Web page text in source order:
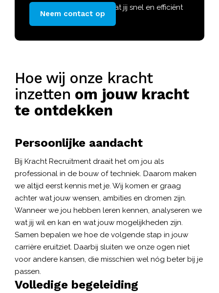
beste professionals, zodat jij snel en efficiënt
de juiste match maakt.
Neem contact op
Hoe wij onze kracht
inzetten om jouw kracht
te ontdekken
Persoonlijke aandacht
Bij Kracht Recruitment draait het om jou als
professional in de bouw of techniek. Daarom maken
we altijd eerst kennis met je. Wij komen er graag
achter wat jouw wensen, ambities en dromen zijn.
Wanneer we jou hebben leren kennen, analyseren we
wat jij wil en kan en wat jouw mogelijkheden zijn.
Samen bepalen we hoe de volgende stap in jouw
carrière eruitziet. Daarbij sluiten we onze ogen niet
voor andere kansen, die misschien wel nóg beter bij je
passen.
Volledige begeleiding